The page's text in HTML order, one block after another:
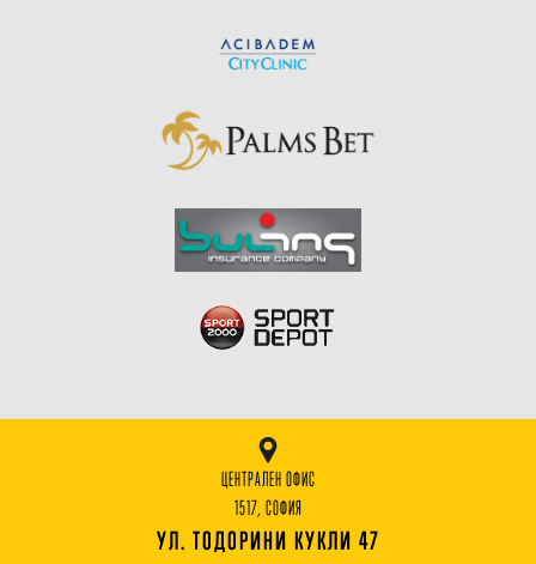
ЦЕНТРАЛЕН ОФИС
1517, СОФИЯ
УЛ. ТОДОРИНИ КУКЛИ 47